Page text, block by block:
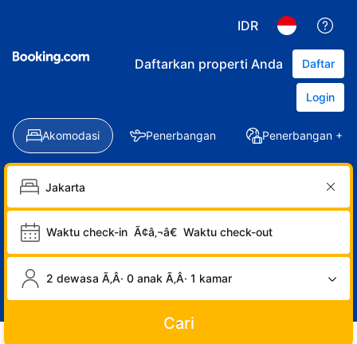
IDR
Daftarkan properti Anda Daftar
Login
Akomodasi Penerbangan Penerbangan +
Waktu check-in Ã¢â‚¬â€ Waktu check-out
2 dewasa Ã‚Â· 0 anak Ã‚Â· 1 kamar
Cari